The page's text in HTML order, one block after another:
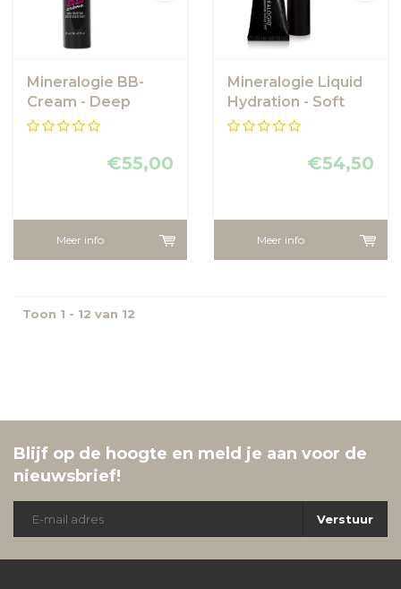
Mineralogie BB-
Cream - Deep
€55,00
Meer info
Mineralogie Liquid
Hydration - Soft
Beige
€54,50
Meer info
Toon 1 - 12 van 12
Blijf op de hoogte en meld je aan voor de
nieuwsbrief!
Verstuur